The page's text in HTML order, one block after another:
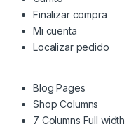
Finalizar compra
Mi cuenta
Localizar pedido
Blog Pages
Shop Columns
7 Columns Full width